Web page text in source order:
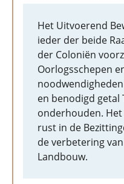
Het Uitvoerend
ieder der beide
der Coloniën
Oorlogsschepen
en benodigd getal
onderhouden.
rust in de
de verbetering
Landbouw.